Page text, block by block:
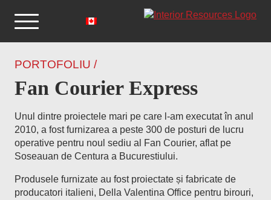
PORTOFOLIU /
Fan Courier Express
Unul dintre proiectele mari pe care l-am executat în anul
2010, a fost furnizarea a peste 300 de posturi de lucru
operative pentru noul sediu al Fan Courier, aflat pe
Soseauan de Centura a Bucurestiului.
Produsele furnizate au fost proiectate și fabricate de
producatori italieni, Della Valentina Office pentru birouri,